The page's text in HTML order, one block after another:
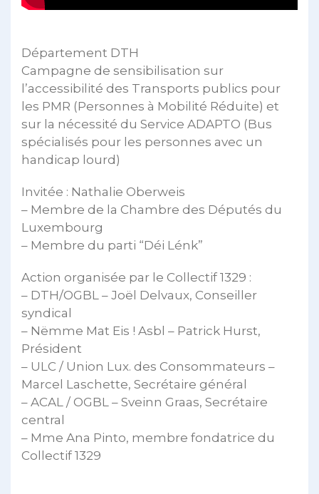
Département DTH
Campagne de sensibilisation sur
l’accessibilité des Transports publics pour
les PMR (Personnes à Mobilité Réduite) et
sur la nécessité du Service ADAPTO (Bus
spécialisés pour les personnes avec un
handicap lourd)
Invitée : Nathalie Oberweis
– Membre de la Chambre des Députés du
Luxembourg
– Membre du parti “Déi Lénk”
Action organisée par le Collectif 1329 :
– DTH/OGBL – Joël Delvaux, Conseiller
syndical
– Nëmme Mat Eis ! Asbl – Patrick Hurst,
Président
– ULC / Union Lux. des Consommateurs –
Marcel Laschette, Secrétaire général
– ACAL / OGBL – Sveinn Graas, Secrétaire
central
– Mme Ana Pinto, membre fondatrice du
Collectif 1329